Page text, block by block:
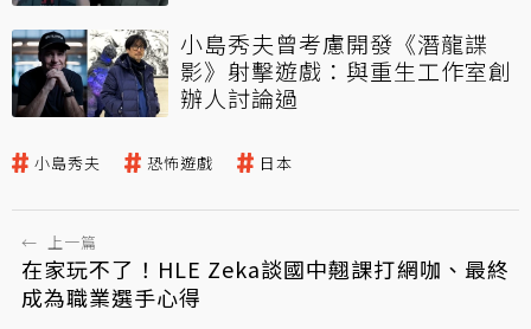
小島秀夫曾考慮開發《潛龍諜
影》射擊遊戲：與重生工作室創
辦人討論過
小島秀夫 恐怖遊戲 日本
← 上一篇
在家玩不了！HLE Zeka談國中翹課打網咖、最終
成為職業選手心得